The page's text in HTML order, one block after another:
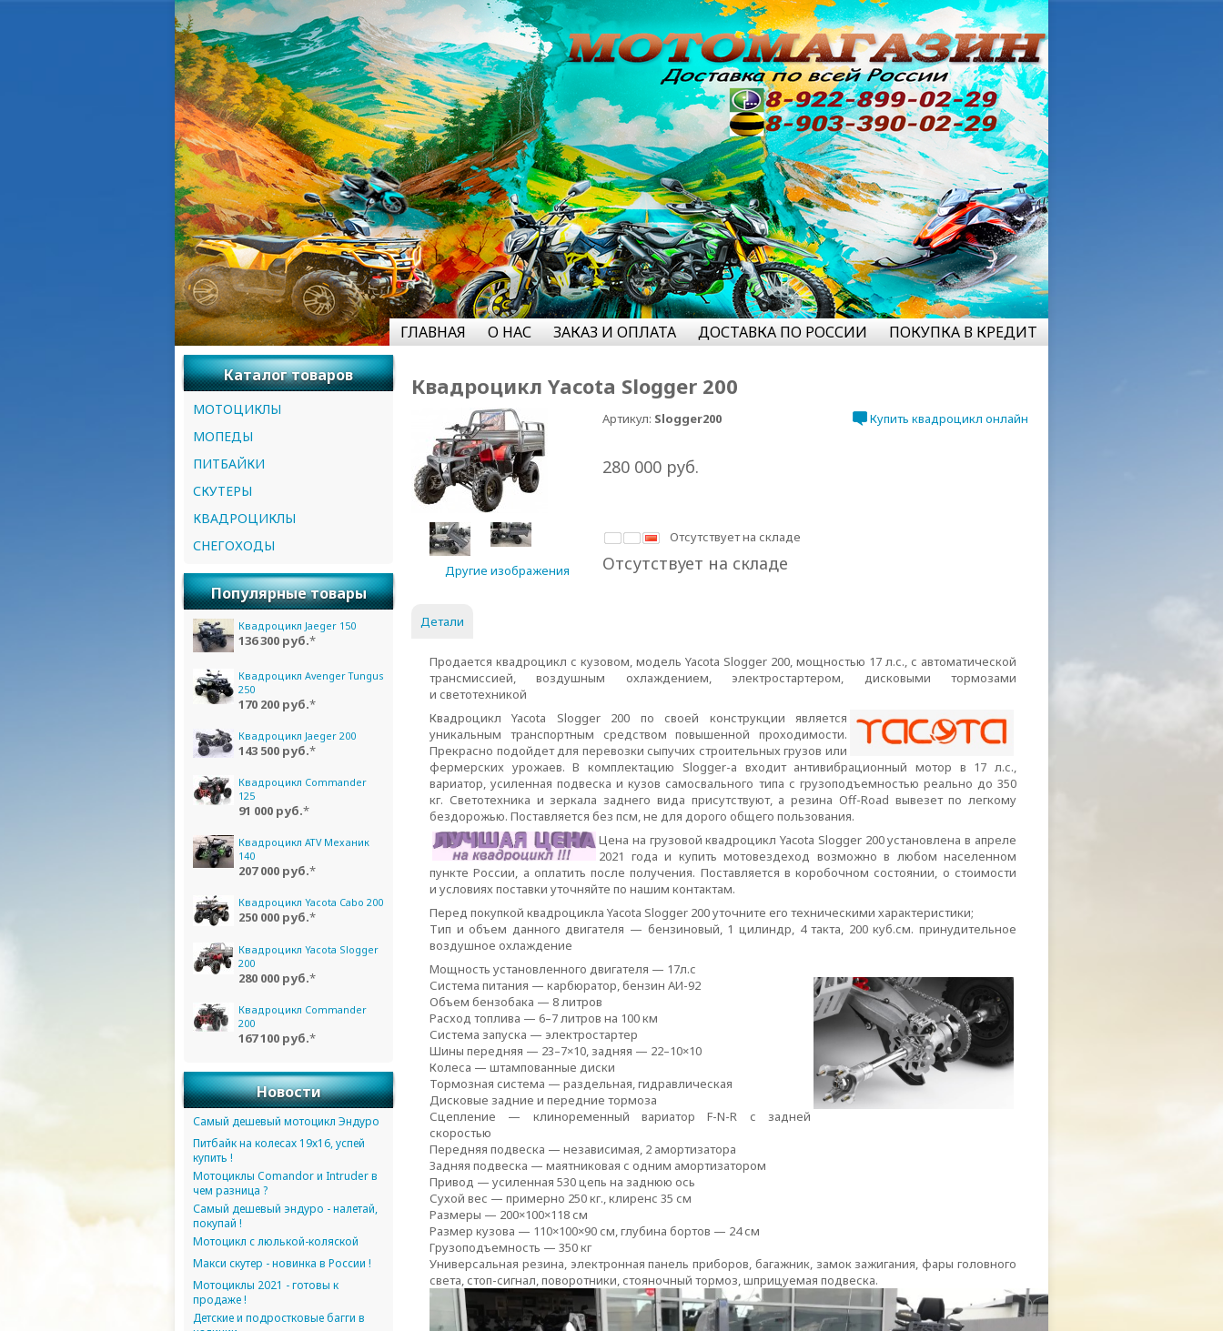
ГЛАВНАЯ О НАС ЗАКАЗ И ОПЛАТА ДОСТАВКА ПО РОССИИ ПОКУПКА В КРЕДИТ
Квадроцикл Yacota Slogger 200
Другие изображения
Артикул: Slogger200
280 000 руб.
Отсутствует на складе
Купить квадроцикл онлайн
Отсутствует на складе
Детали
Продается квадроцикл с кузовом, модель Yacota Slogger 200, мощностью 17 л.с., с автоматической
трансмиссией, воздушным охлаждением, электростартером, дисковыми тормозами
и светотехникой
Квадроцикл Yacota Slogger 200 по своей конструкции является
уникальным транспортным средством повышенной проходимости.
Прекрасно подойдет для перевозки сыпучих строительных грузов или
фермерских урожаев. В комплектацию Slogger-а входит антивибрационный мотор в 17 л.с.,
вариатор, усиленная подвеска и кузов самосвального типа с грузоподъемностью реально до 350
кг. Светотехника и зеркала заднего вида присутствуют, а резина Off-Road вывезет по легкому
бездорожью. Поставляется без псм, не для дорого общего пользования.
Цена на грузовой квадроцикл Yacota Slogger 200 установлена в апреле
2021 года и купить мотовездеход возможно в любом населенном
пункте России, а оплатить после получения. Поставляется в коробочном состоянии, о стоимости
и условиях поставки уточняйте по нашим контактам.
Перед покупкой квадроцикла Yacota Slogger 200 уточните его техническими характеристики;
Тип и объем данного двигателя — бензиновый, 1 цилиндр, 4 такта, 200 куб.см. принудительное
воздушное охлаждение
Мощность установленного двигателя — 17л.с
Система питания — карбюратор, бензин АИ-92
Объем бензобака — 8 литров
Расход топлива — 6–7 литров на 100 км
Система запуска — электростартер
Шины передняя — 23–7×10, задняя — 22–10×10
Колеса — штампованные диски
Тормозная система — раздельная, гидравлическая
Дисковые задние и передние тормоза
Сцепление — клиноременный вариаторF-N-R с задней
скоростью
Передняя подвеска — независимая, 2 амортизатора
Задняя подвеска — маятниковая с одним амортизатором
Привод — усиленная 530 цепь на заднюю ось
Сухой вес — примерно 250 кг., клиренс 35 см
Размеры — 200×100×118 см
Размер кузова — 110×100×90 см, глубина бортов — 24 см
Грузоподъемность — 350 кг
Универсальная резина, электронная панель приборов, багажник, замок зажигания, фары головного
света,стоп-сигнал, поворотники, стояночный тормоз, шприцуемая подвеска.
Каталог товаров
МОТОЦИКЛЫ
МОПЕДЫ
ПИТБАЙКИ
СКУТЕРЫ
КВАДРОЦИКЛЫ
СНЕГОХОДЫ
Популярные товары
Квадроцикл Jaeger 150
136 300 руб.*
Квадроцикл Avenger Tungus
250
170 200 руб.*
Квадроцикл Jaeger 200
143 500 руб.*
Квадроцикл Commander
125
91 000 руб.*
Квадроцикл ATV Механик
140
207 000 руб.*
Квадроцикл Yacota Cabo 200
250 000 руб.*
Квадроцикл Yacota Slogger
200
280 000 руб.*
Квадроцикл Commander
200
167 100 руб.*
Новости
Самый дешевый мотоцикл Эндуро
Питбайк на колесах 19х16, успей
купить !
Мотоциклы Comandor и Intruder в
чем разница ?
Самый дешевый эндуро - налетай,
покупай !
Мотоцикл с люлькой-коляской
Макси скутер - новинка в России !
Мотоциклы 2021 - готовы к
продаже !
Детские и подростковые багги в